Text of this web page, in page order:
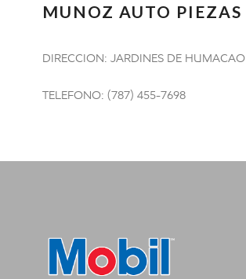
MUNOZ AUTO PIEZAS
DIRECCION: JARDINES DE HUMACAO
TELEFONO: (787) 455-7698